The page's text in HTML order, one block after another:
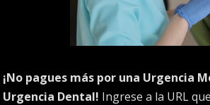
¡No pagues más por una Urgencia
Urgencia Dental! Ingrese a la URL